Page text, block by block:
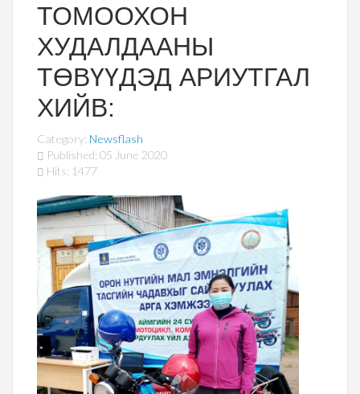
ТОМООХОН
ХУДАЛДААНЫ
ТӨВҮҮДЭД АРИУТГАЛ
ХИЙВ:
Category: Newsflash
Published: 05 June 2020
Hits: 1477